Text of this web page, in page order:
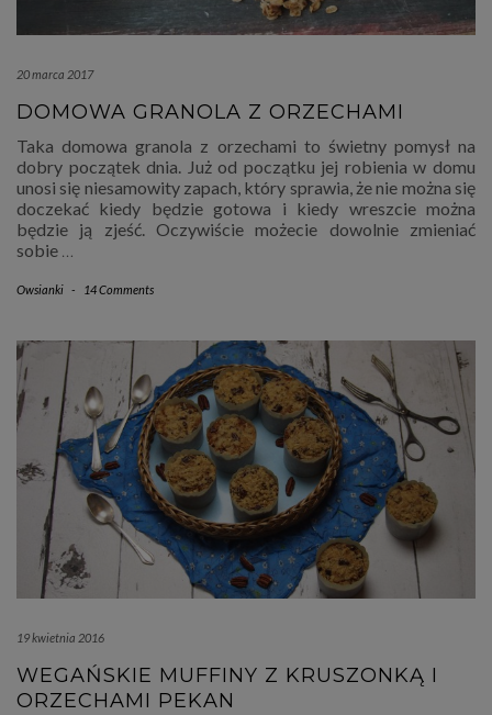
20 marca 2017
DOMOWA GRANOLA Z ORZECHAMI
Taka domowa granola z orzechami to świetny pomysł na
dobry początek dnia. Już od początku jej robienia w domu
unosi się niesamowity zapach, który sprawia, że nie można się
doczekać kiedy będzie gotowa i kiedy wreszcie można
będzie ją zjeść. Oczywiście możecie dowolnie zmieniać
sobie
Owsianki - 14 Comments
19 kwietnia 2016
WEGAŃSKIE MUFFINY Z KRUSZONKĄ I
ORZECHAMI PEKAN